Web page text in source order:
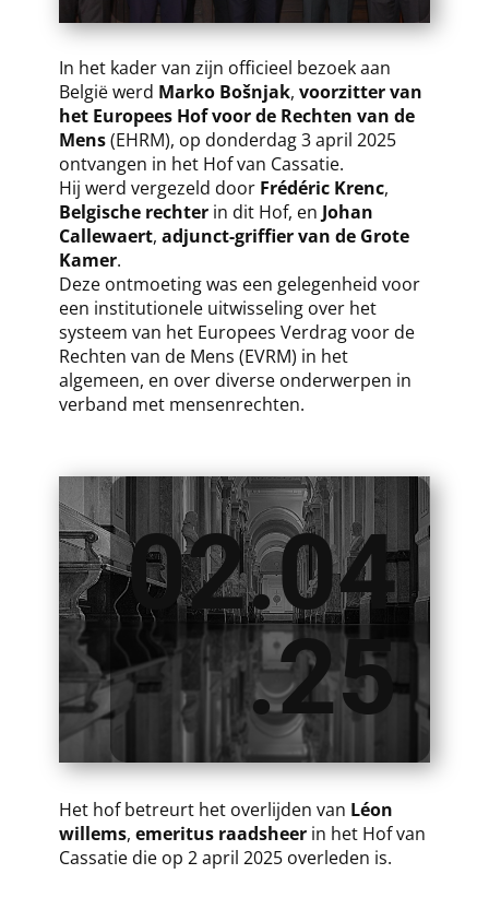
​​In het kader van zijn officieel bezoek aan
België werd Marko Bošnjak, voorzitter van
het Europees Hof voor de Rechten van de
Mens(EHRM), op donderdag 3 april 2025
ontvangen in het Hof van Cassatie.
Hij werd vergezeld door Frédéric Krenc,
Belgische rechter in dit Hof, en Johan
Callewaert, adjunct-griffier van de Grote
Kamer.
Deze ontmoeting was een gelegenheid voor
een institutionele uitwisseling over het
systeem van het Europees Verdrag voor de
Rechten van de Mens (EVRM) in het
algemeen, en over diverse onderwerpen in
verband met mensenrechten.
02.04
.25
​H​et hof betreurt het overlijden van Léon
willems, emeritus raadsheer in het Hof van
Cassatie die op 2 april 2025 overleden is.